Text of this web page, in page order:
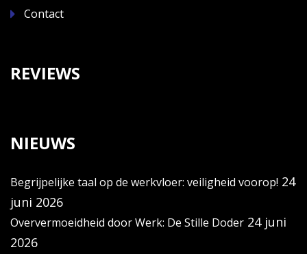
Contact
REVIEWS
NIEUWS
Begrijpelijke taal op de werkvloer: veiligheid voorop! 24
juni 2026
Oververmoeidheid door Werk: De Stille Doder 24 juni
2026